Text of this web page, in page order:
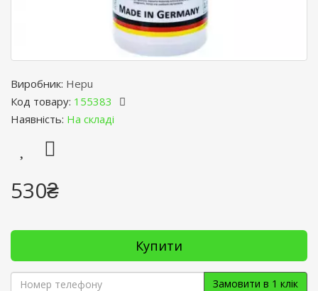
Виробник: Hepu
Код товару: 155383
Наявність: На складі
530₴
Купити
Замовити в 1 клік